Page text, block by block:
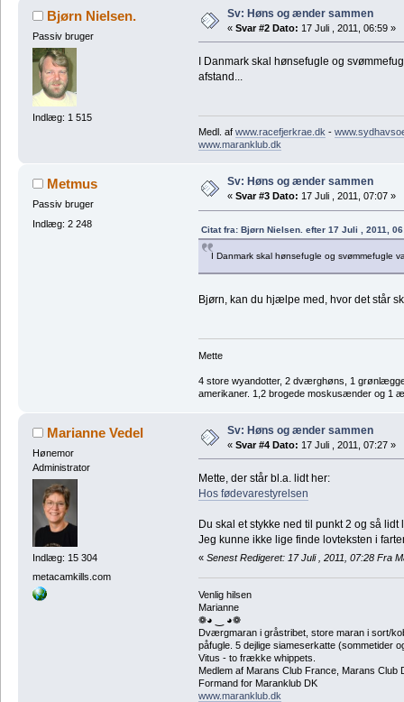
Bjørn Nielsen.
Passiv bruger
Indlæg: 1 515
Sv: Høns og ænder sammen
« Svar #2 Dato: 17 Juli , 2011, 06:59 »
I Danmark skal hønsefugle og
afstand...
Medl. af www.racefjerkrae.dk -
www.maranklub.dk
Metmus
Passiv bruger
Indlæg: 2 248
Sv: Høns og ænder sammen
« Svar #3 Dato: 17 Juli , 2011, 07:07 »
Citat fra: Bjørn Nielsen. efter 17 Juli , 2011,
I Danmark skal hønsefugle og svømmefugle
Bjørn, kan du hjælpe med, hvor det står
Mette
4 store wyandotter, 2 dværghøns, 1
amerikaner. 1,2 brogede moskusænder og 1
Marianne Vedel
Hønemor
Administrator
Indlæg: 15 304
metacamkills.com
Sv: Høns og ænder sammen
« Svar #4 Dato: 17 Juli , 2011, 07:27 »
Mette, der står bl.a. lidt her:
Hos fødevarestyrelsen
Du skal et stykke ned til punkt 2 og så
Jeg kunne ikke lige finde lovteksten i
« Senest Redigeret: 17 Juli , 2011, 07:28 Fra
Venlig hilsen
Marianne
❁◕ ‿ ◕❁
Dværgmaran i gråstribet, store maran i sort/
påfugle. 5 dejlige siameserkatte (sommetider
Vitus - to frække whippets.
Medlem af Marans Club France, Marans
Formand for Maranklub DK
www.maranklub.dk